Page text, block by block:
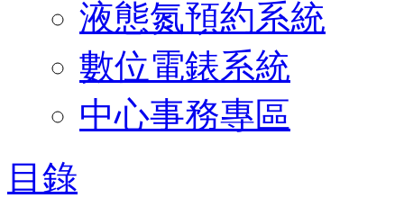
液態氮預約系統
數位電錶系統
中心事務專區
目錄